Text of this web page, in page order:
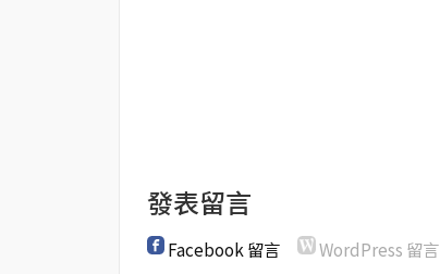
發表留言
Facebook 留言 WordPress 留言